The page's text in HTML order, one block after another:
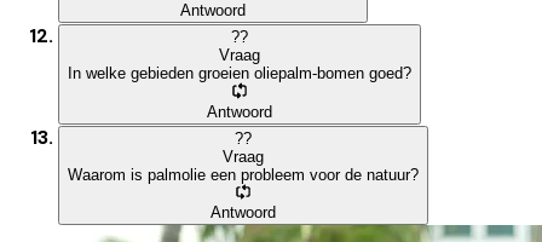
Antwoord
??
Vraag
In welke gebieden groeien oliepalm-bomen goed?
Antwoord
??
Vraag
Waarom is palmolie een probleem voor de natuur?
Antwoord